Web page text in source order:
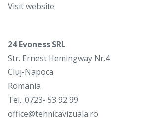
Visit website
24 Evoness SRL
Str. Ernest Hemingway Nr.4
Cluj-Napoca
Romania
Tel.: 0723- 53 92 99
office@tehnicavizuala.ro